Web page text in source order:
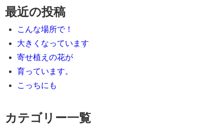
最近の投稿
こんな場所で！
大きくなっています
寄せ植えの花が
育っています。
こっちにも
カテゴリー一覧